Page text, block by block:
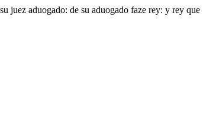
juez aduogado: de su aduogado faze rey: y rey que